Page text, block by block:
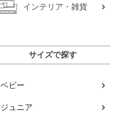
インテリア・雑貨
サイズで探す
ベビー
ジュニア